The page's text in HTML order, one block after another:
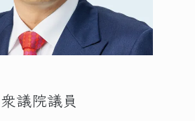
衆議院議員